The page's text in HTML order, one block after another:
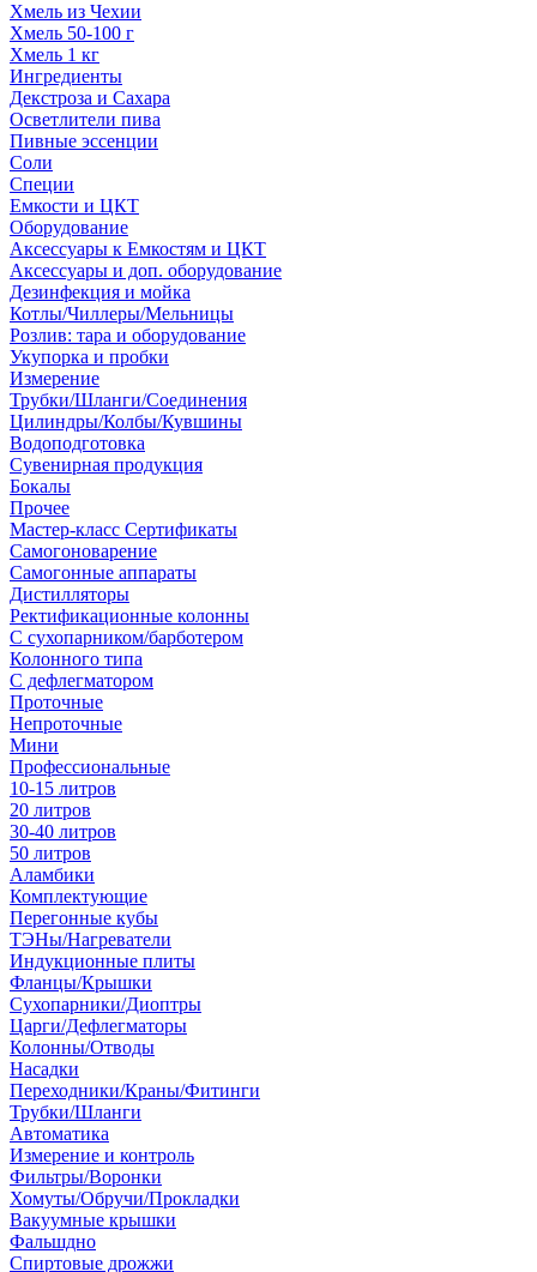
Хмель из Чехии
Хмель 50-100 г
Хмель 1 кг
Ингредиенты
Декстроза и Сахара
Осветлители пива
Пивные эссенции
Соли
Специи
Емкости и ЦКТ
Оборудование
Аксессуары к Емкостям и ЦКТ
Аксессуары и доп. оборудование
Дезинфекция и мойка
Котлы/Чиллеры/Мельницы
Розлив: тара и оборудование
Укупорка и пробки
Измерение
Трубки/Шланги/Соединения
Цилиндры/Колбы/Кувшины
Водоподготовка
Сувенирная продукция
Бокалы
Прочее
Мастер-класс Сертификаты
Самогоноварение
Самогонные аппараты
Дистилляторы
Ректификационные колонны
С сухопарником/барботером
Колонного типа
С дефлегматором
Проточные
Непроточные
Мини
Профессиональные
10-15 литров
20 литров
30-40 литров
50 литров
Аламбики
Комплектующие
Перегонные кубы
ТЭНы/Нагреватели
Индукционные плиты
Фланцы/Крышки
Сухопарники/Диоптры
Царги/Дефлегматоры
Колонны/Отводы
Насадки
Переходники/Краны/Фитинги
Трубки/Шланги
Автоматика
Измерение и контроль
Фильтры/Воронки
Хомуты/Обручи/Прокладки
Вакуумные крышки
Фальшдно
Спиртовые дрожжи